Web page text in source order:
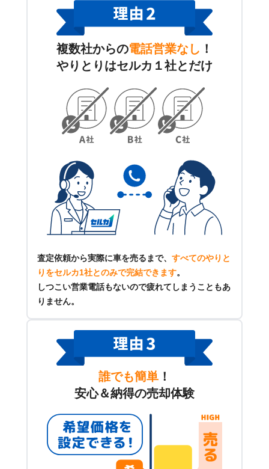
複数社からの電話営業なし ！
やりとりはセルカ１社とだけ
査定依頼から実際に車を売るまで、 すべてのやりと
りをセルカ1社とのみで完結できます。
しつこい営業電話もないので疲れてしまうこともあ
りません。
誰でも簡単 ！
安心＆納得の売却体験